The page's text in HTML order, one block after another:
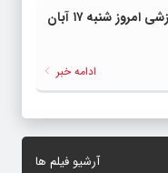
روزنامه های ورزشی امروز شنبه ۱۷ آبان
ادامه خبر
آرشیو فیلم ها